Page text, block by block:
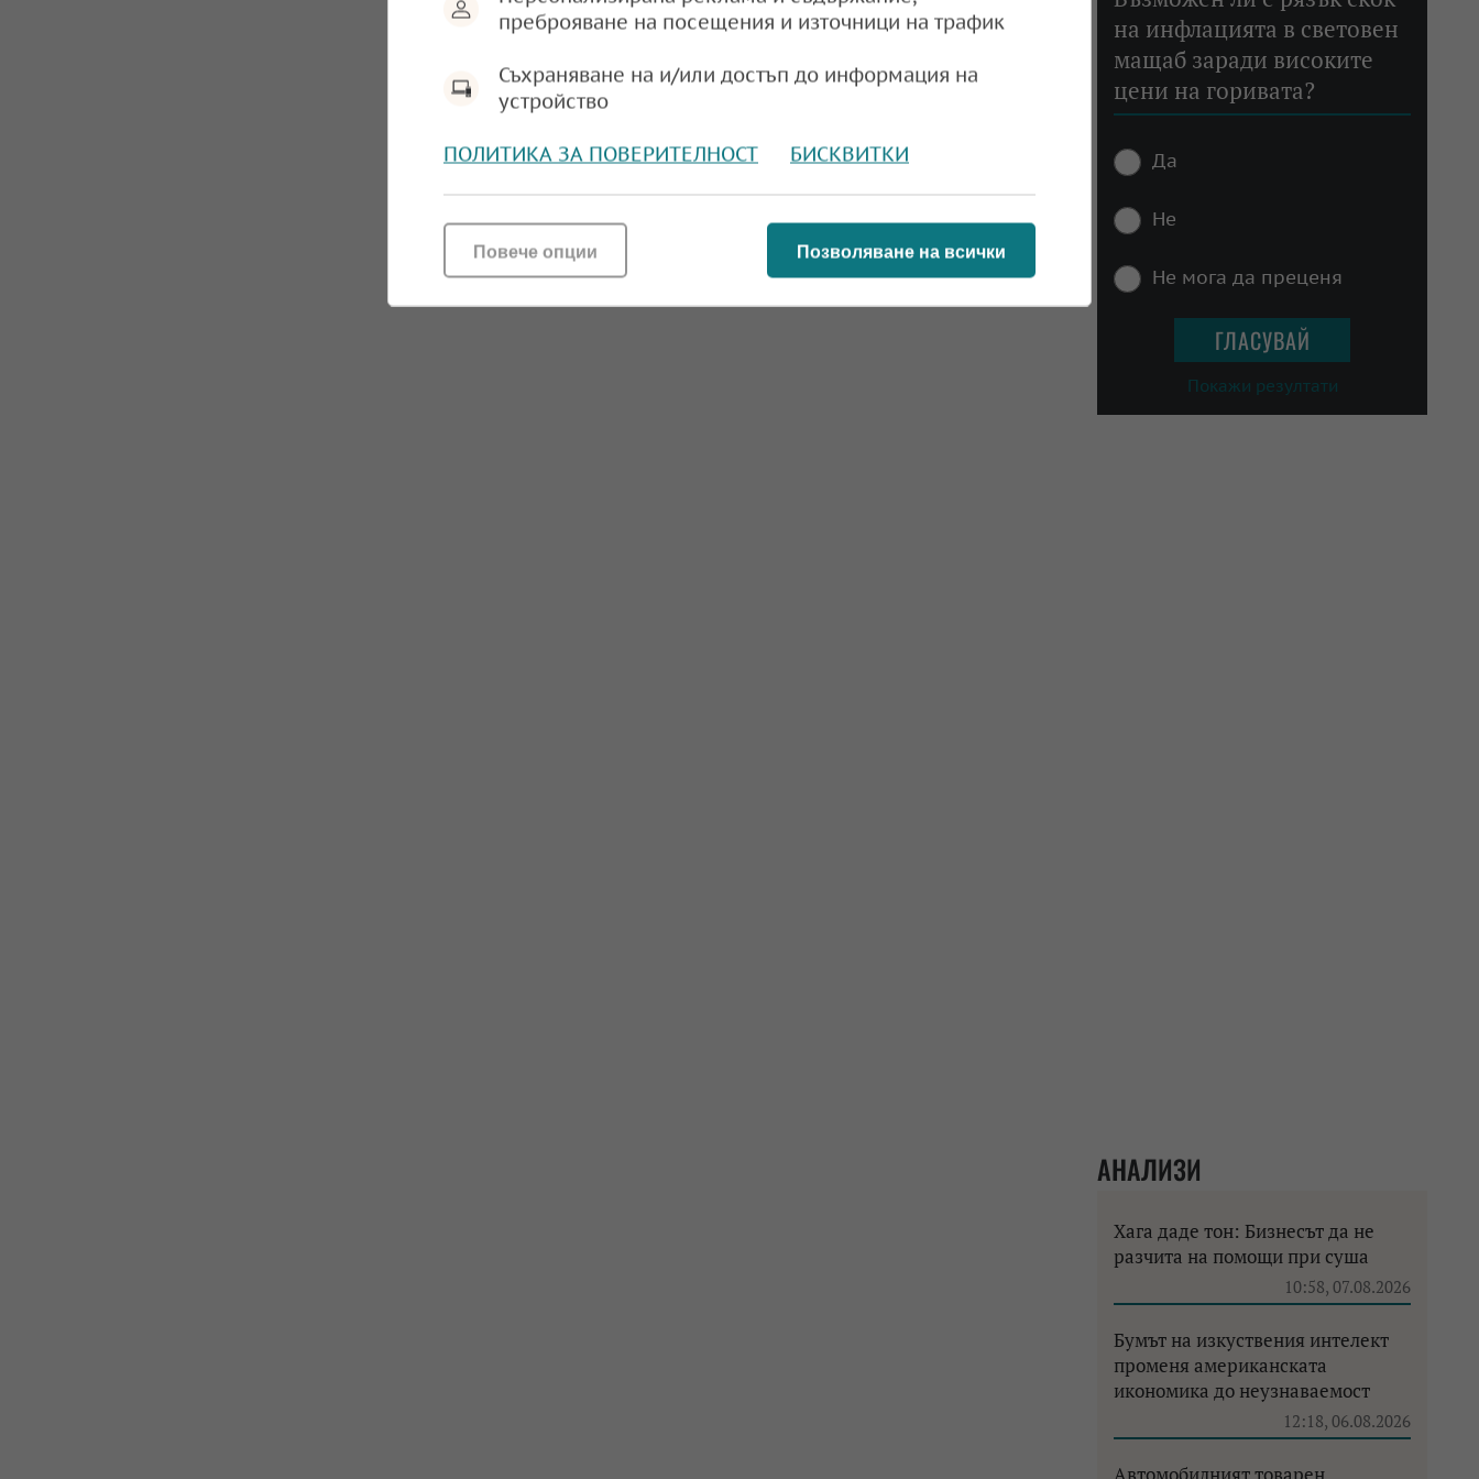
на инфлацията в световен
мащаб заради високите
цени на горивата?
Да
Не
Не мога да преценя
Покажи резултати
АНАЛИЗИ
Хага даде тон: Бизнесът да не
разчита на помощи при суша
10:58, 07.08.2026
Бумът на изкуствения интелект
променя американската
икономика до неузнаваемост
12:18, 06.08.2026
преброяване на посещения и източници на трафик
Съхраняване на и/или достъп до информация на
устройство
ПОЛИТИКА ЗА ПОВЕРИТЕЛНОСТ БИСКВИТКИ
Позволяване на всички
Повече опции